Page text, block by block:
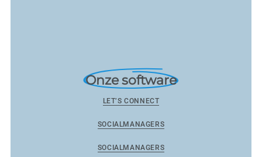
Onze software
LET’S CONNECT
SOCIALMANAGERS
SOCIALMANAGERS